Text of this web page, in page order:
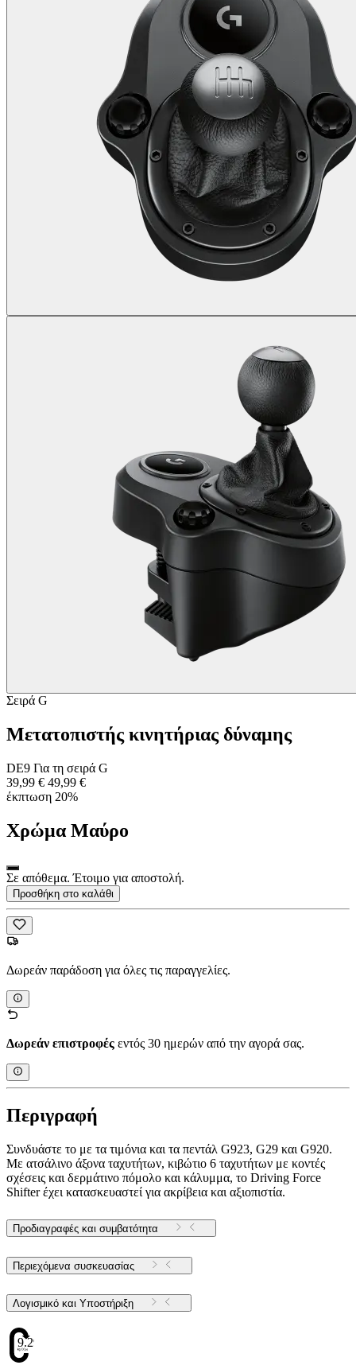
Σειρά G
Μετατοπιστής κινητήριας δύναμης
DE9 Για τη σειρά G
39,99 € 49,99 €
έκπτωση 20%
Χρώμα Μαύρο
Σε απόθεμα. Έτοιμο για αποστολή.
Προσθήκη στο καλάθι
Δωρεάν παράδοση για όλες τις παραγγελίες.
Δωρεάν επιστροφές εντός 30 ημερών από την αγορά σας.
Περιγραφή
Συνδυάστε το με τα τιμόνια και τα πεντάλ G923, G29 και G920.
Με ατσάλινο άξονα ταχυτήτων, κιβώτιο 6 ταχυτήτων με κοντές
σχέσεις και δερμάτινο πόμολο και κάλυμμα, το Driving Force
Shifter έχει κατασκευαστεί για ακρίβεια και αξιοπιστία.
Προδιαγραφές και συμβατότητα
Περιεχόμενα συσκευασίας
Λογισμικό και Υποστήριξη
9.29